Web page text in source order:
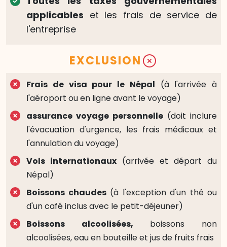
applicables et les frais de service de
l'entreprise
EXCLUSION
Frais de visa pour le Népal (à l'arrivée à
l'aéroport ou en ligne avant le voyage)
assurance voyage personnelle (doit inclure
l'évacuation d'urgence, les frais médicaux et
l'annulation du voyage)
Vols internationaux (arrivée et départ du
Népal)
Boissons chaudes(à l'exception d'un thé ou
d'un café inclus avec le petit-déjeuner)
Boissons alcoolisées, boissons non
alcoolisées, eau en bouteille et jus de fruits frais